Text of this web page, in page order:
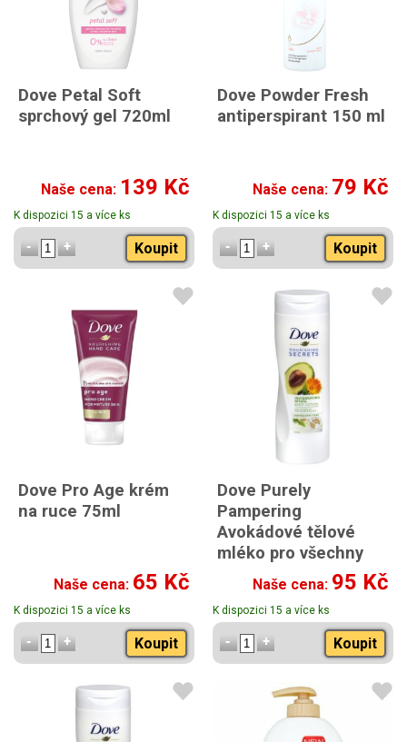
Dove Petal Soft
sprchový gel 720ml
Naše cena: 139 Kč
K dispozici 15 a více ks
Koupit
Dove Powder Fresh
antiperspirant 150 ml
Naše cena: 79 Kč
K dispozici 15 a více ks
Koupit
Dove Pro Age krém
na ruce 75ml
Naše cena: 65 Kč
K dispozici 15 a více ks
Koupit
Dove Purely
Pampering
Avokádové tělové
mléko pro všechny
typy pleti 250 ml
Naše cena: 95 Kč
K dispozici 15 a více ks
Koupit